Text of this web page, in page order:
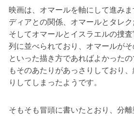
映画は、オマールを軸にして進み
ディアとの関係、オマールとタレク
そしてオマールとイスラエルの捜
列に並べられており、オマールが
といった描き方であればよかった
もそのあたりがあっさりしており
りしてしまったようです。
そもそも冒頭に書いたとおり、分